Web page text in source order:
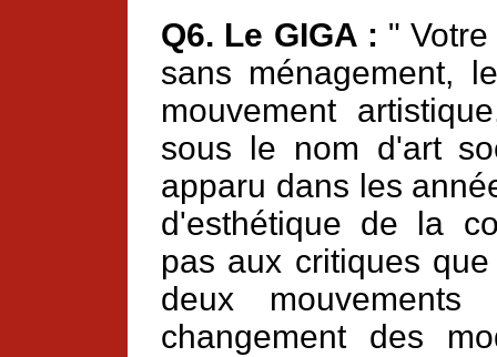
Q6. Le GIGA : "
sans ménagement,
mouvement
sous le nom d'art
apparu dans les
d'esthétique de la
pas aux critiques
deux
changement des